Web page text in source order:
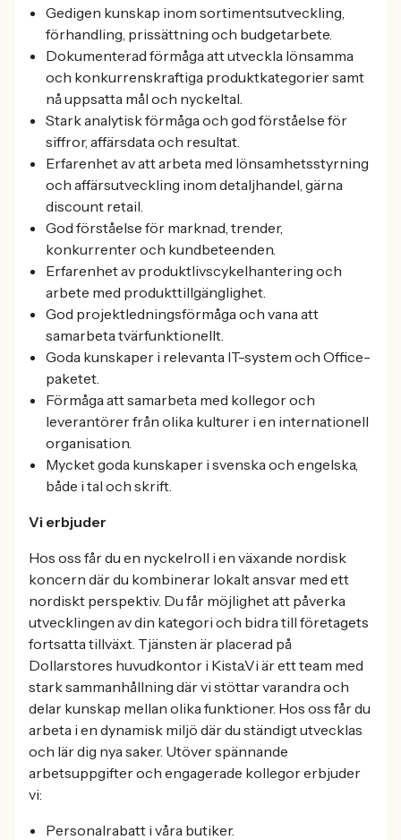
Gedigen kunskap inom sortimentsutveckling,
förhandling, prissättning och budgetarbete.
Dokumenterad förmåga att utveckla lönsamma
och konkurrenskraftiga produktkategorier samt
nå uppsatta mål och nyckeltal.
Stark analytisk förmåga och god förståelse för
siffror, affärsdata och resultat.
Erfarenhet av att arbeta med lönsamhetsstyrning
och affärsutveckling inom detaljhandel, gärna
discount retail.
God förståelse för marknad, trender,
konkurrenter och kundbeteenden.
Erfarenhet av produktlivscykelhantering och
arbete med produkttillgänglighet.
God projektledningsförmåga och vana att
samarbeta tvärfunktionellt.
Goda kunskaper i relevanta IT-system och Office-
paketet.
Förmåga att samarbeta med kollegor och
leverantörer från olika kulturer i en internationell
organisation.
Mycket goda kunskaper i svenska och engelska,
både i tal och skrift.
Vi erbjuder
Hos oss får du en nyckelroll i en växande nordisk
koncern där du kombinerar lokalt ansvar med ett
nordiskt perspektiv. Du får möjlighet att påverka
utvecklingen av din kategori och bidra till företagets
fortsatta tillväxt. Tjänsten är placerad på
Dollarstores huvudkontor i Kista.Vi är ett team med
stark sammanhållning där vi stöttar varandra och
delar kunskap mellan olika funktioner. Hos oss får du
arbeta i en dynamisk miljö där du ständigt utvecklas
och lär dig nya saker. Utöver spännande
arbetsuppgifter och engagerade kollegor erbjuder
vi:
Personalrabatt i våra butiker.